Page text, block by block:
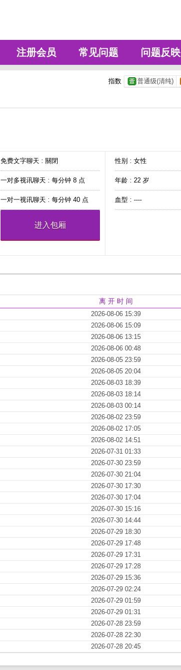
注册会员 常见问题 问题反映
指数 普通级(清纯)
免费文字聊天 : 關閉
一对多视讯聊天 : 每分钟 8 点
一对一视讯聊天 : 每分钟 40 点
进入包厢
性别 : 女性
年龄 : 22 岁
血型 : ----
离 开 时 间
2026-08-06 15:39
2026-08-06 15:09
2026-08-06 13:15
2026-08-06 00:48
2026-08-05 23:59
2026-08-05 20:04
2026-08-03 18:39
2026-08-03 18:14
2026-08-03 00:14
2026-08-02 23:59
2026-08-02 17:05
2026-08-02 14:51
2026-07-31 01:33
2026-07-30 23:59
2026-07-30 21:04
2026-07-30 17:30
2026-07-30 17:04
2026-07-30 15:16
2026-07-30 14:44
2026-07-29 18:30
2026-07-29 17:48
2026-07-29 17:31
2026-07-29 17:28
2026-07-29 15:36
2026-07-29 02:24
2026-07-29 01:59
2026-07-29 01:31
2026-07-28 23:59
2026-07-28 22:30
2026-07-28 20:45